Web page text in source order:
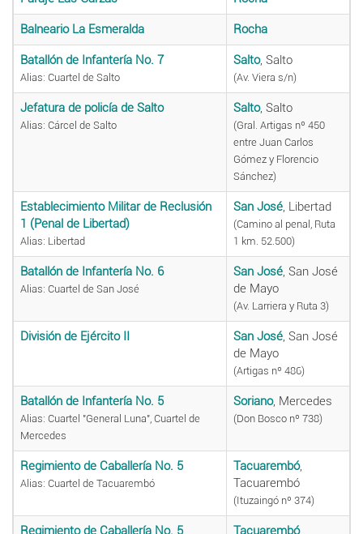
Balneario La Esmeralda Rocha
Batallón de Infantería No. 7
Alias: Cuartel de Salto
Salto, Salto
(Av. Viera s/n)
Jefatura de policía de Salto
Alias: Cárcel de Salto
Salto, Salto
(Gral. Artigas nº 450
entre Juan Carlos
Gómez y Florencio
Sánchez)
Establecimiento Militar de Reclusión
1 (Penal de Libertad)
Alias: Libertad
San José, Libertad
(Camino al penal, Ruta
1 km. 52.500)
Batallón de Infantería No. 6
Alias: Cuartel de San José
San José, San José
de Mayo
(Av. Larriera y Ruta 3)
División de Ejército II San José, San José
de Mayo
(Artigas nº 486)
Batallón de Infantería No. 5
Alias: Cuartel "General Luna", Cuartel de
Mercedes
Soriano, Mercedes
(Don Bosco nº 738)
Regimiento de Caballería No. 5
Alias: Cuartel de Tacuarembó
Tacuarembó,
Tacuarembó
(Ituzaingó nº 374)
Regimiento de Caballería No. 5 Tacuarembó,